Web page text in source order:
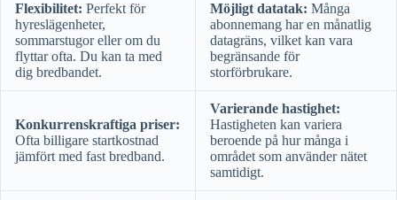
Flexibilitet: Perfekt för
hyreslägenheter,
sommarstugor eller om du
flyttar ofta. Du kan ta med
dig bredbandet.
Möjligt datatak: Många
abonnemang har en månatlig
datagräns, vilket kan vara
begränsande för
storförbrukare.
Konkurrenskraftiga priser:
Ofta billigare startkostnad
jämfört med fast bredband.
Varierande hastighet:
Hastigheten kan variera
beroende på hur många i
området som använder nätet
samtidigt.